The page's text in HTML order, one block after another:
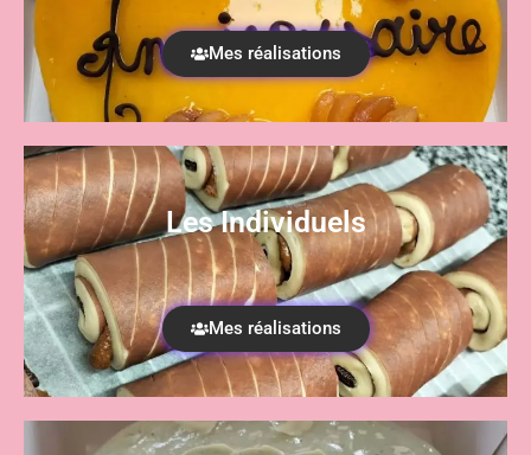
Mes réalisations
Mes réalisations
Les Individuels